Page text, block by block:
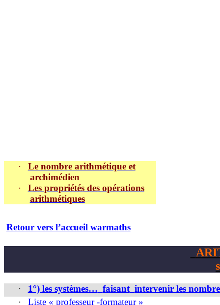
·
Le nombre arithmétique et
archimédien
·
Les propriétés des opérations
arithmétiques
Retour vers l’accueil warmaths
· 1°) les systèmes… faisant intervenir les
·
Liste « professeur -formateur »